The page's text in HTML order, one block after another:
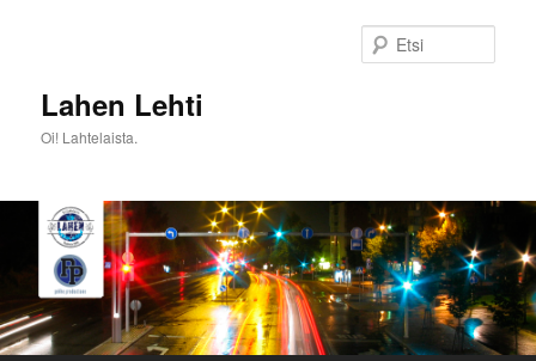
Lahen Lehti
Oi! Lahtelaista.